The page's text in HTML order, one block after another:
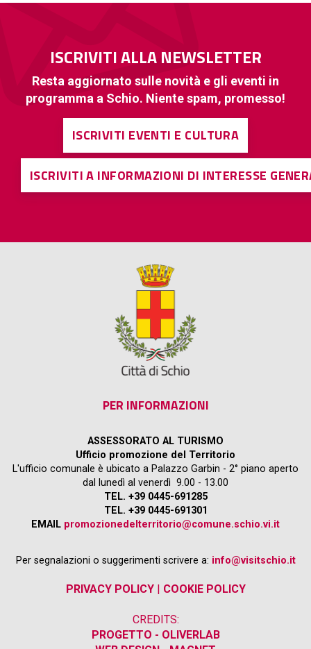
ISCRIVITI ALLA NEWSLETTER
Resta aggiornato sulle novità e gli eventi in
programma a Schio. Niente spam, promesso!
ISCRIVITI EVENTI E CULTURA
ISCRIVITI A INFORMAZIONI DI INTERESSE
PER INFORMAZIONI
ASSESSORATO AL TURISMO
Ufficio promozione del Territorio
L'ufficio comunale è ubicato a Palazzo Garbin - 2° piano aperto
dal lunedì al venerdì 9.00 - 13.00
TEL. +39 0445-691285
TEL. +39 0445-691301
EMAIL promozionedelterritorio@comune.schio.vi.it
Per segnalazioni o suggerimenti scrivere a: info@visitschio.it
PRIVACY POLICY| COOKIE POLICY
CREDITS:
PROGETTO - OLIVERLAB